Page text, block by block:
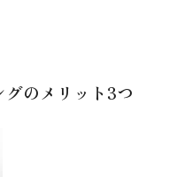
のメリット3つ